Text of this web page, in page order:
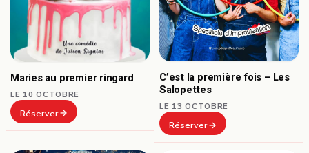
Maries au premier ringard
LE 10 OCTOBRE
Réserver
C’est la première fois – Les
Salopettes
LE 13 OCTOBRE
Réserver